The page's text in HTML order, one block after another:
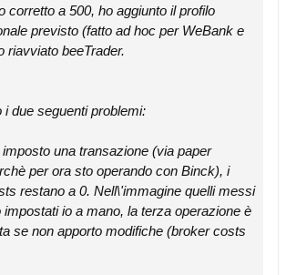
corretto a 500, ho aggiunto il profilo
previsto (fatto ad hoc per WeBank e
riavviato beeTrader.
i due seguenti problemi:
una transazione (via paper
per ora sto operando con Binck), i
restano a 0. Nell\'immagine quelli messi
impostati io a mano, la terza operazione è
se non apporto modifiche (broker costs